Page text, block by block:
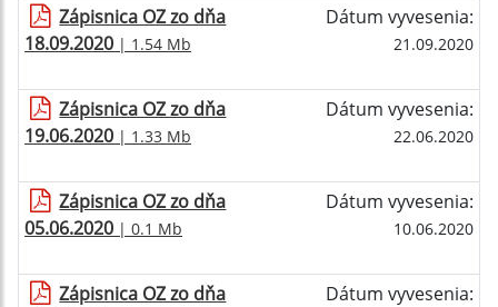
Zápisnica OZ zo dňa
18.09.2020 | 1.54 Mb
Dátum vyvesenia:
21.09.2020
Zápisnica OZ zo dňa
19.06.2020 | 1.33 Mb
Dátum vyvesenia:
22.06.2020
Zápisnica OZ zo dňa
05.06.2020 | 0.1 Mb
Dátum vyvesenia:
10.06.2020
Zápisnica OZ zo dňa
Dátum vyvesenia: